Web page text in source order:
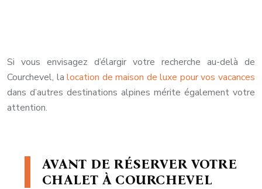
Si vous envisagez d’élargir votre recherche au-delà de
Courchevel, lalocation de maison de luxe pour vos vacances
dans d’autres destinations alpines mérite également votre
attention.
AVANT DE RÉSERVER VOTRE
CHALET À COURCHEVEL